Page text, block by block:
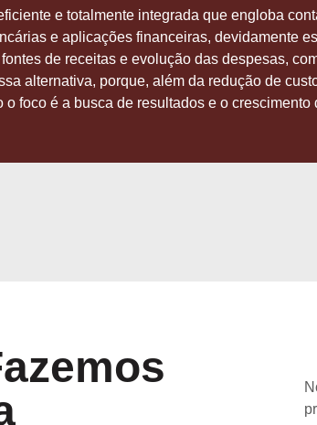
e totalmente integrada que engloba
e aplicações financeiras, devidamente
de receitas e evolução das despesas,
alternativa, porque, além da redução de
foco é a busca de resultados e o crescimento